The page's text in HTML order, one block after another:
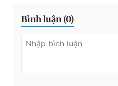
Bình luận (0)